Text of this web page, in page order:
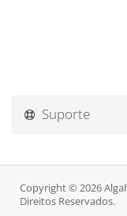
Suporte
Copyright © 2026
Direitos Reservados.